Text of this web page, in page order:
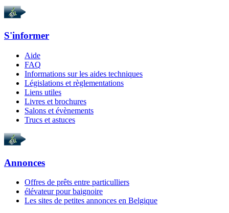
S'informer
Aide
FAQ
Informations sur les aides techniques
Législations et règlementations
Liens utiles
Livres et brochures
Salons et évènements
Trucs et astuces
Annonces
Offres de prêts entre particulliers
élévateur pour baignoire
Les sites de petites annonces en Belgique